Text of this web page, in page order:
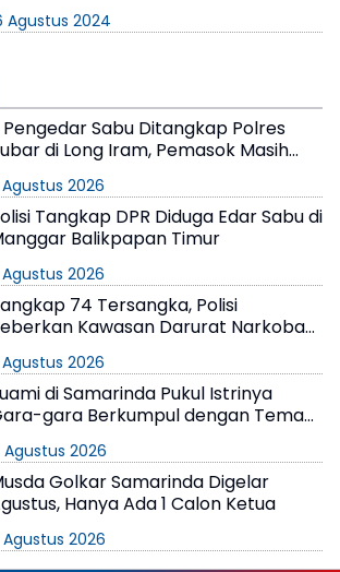
Agustus 2024
Pengedar Sabu Ditangkap Polres
di Long Iram, Pemasok Masih
2026
Tangkap DPR Diduga Edar Sabu di
Balikpapan Timur
2026
74 Tersangka, Polisi
Kawasan Darurat Narkoba
2026
di Samarinda Pukul Istrinya
gara Berkumpul dengan Teman
Agustus 2026
Golkar Samarinda Digelar
Hanya Ada 1 Calon Ketua
Agustus 2026